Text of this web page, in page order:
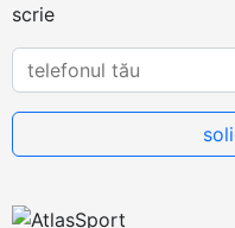
scrie